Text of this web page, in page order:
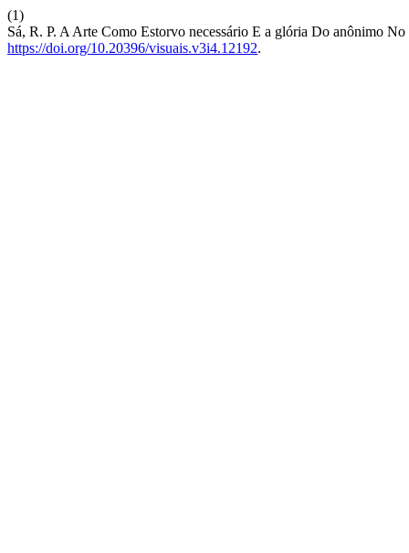
(1)
Sá, R. P. A Arte Como Estorvo necessário E a glória Do anônimo
https://doi.org/10.20396/visuais.v3i4.12192.